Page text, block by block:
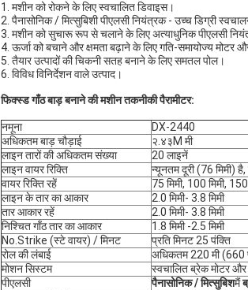
1. मशीन को रोकने के लिए स्वचालित डिवाइस।
2. पैनासोनिक / मित्सुबिशी पीएलसी नियंत्रक - उच्च डिग्री
3. मशीन को सुचारू रूप से चलाने के लिए अत्याधुनिक पीएलसी
4. ऊर्जा को बचाने और क्षमता बढ़ाने के लिए गति-समायोज्य मोटर
5. तैयार उत्पादों की चिकनी सतह बनाने के लिए समतल पोल।
6. विविध विनिर्देशन वाले उत्पाद।
फिक्स्ड गाँठ बाड़ बनाने की मशीन तकनीकी पैरामीटर:
नमूना
DX-2440
अधिकतम बाड़ चौड़ाई
२.४३M मी
लाइन तारों की अधिकतम संख्या
20 लाइनें
लाइन वायर रिक्ति
न्यूनतम दूरी (76 मिमी)
वायर रिक्ति रहें
75 मिमी, 100 मिमी,
लाइन के तार का आकार
2.0 मिमी- 3.8 मिमी
तार आकार रहें
2.0 मिमी- 3.8 मिमी
निश्चित गाँठ तार का आकार
1.8 मिमी -2.5 मिमी
No.Strike (स्टे वायर) / मिनट
प्रति मिनट 25 पंक्ति
रोल की लंबाई
अधिकतम 220 मी (660
मोशन सिस्टम
स्वचालित ब्रेक मोटर
पीएलसी
पैनासोनिक/मित्सुबिशमैं